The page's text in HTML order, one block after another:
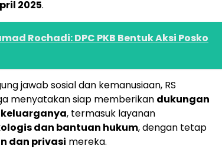
2025.
Rochadi: DPC PKB Bentuk Aksi Posko
jawab sosial dan kemanusiaan, RS
menyatakan siap memberikan dukungan
, termasuk layanan
dan bantuan hukum, dengan tetap
dan privasi mereka.